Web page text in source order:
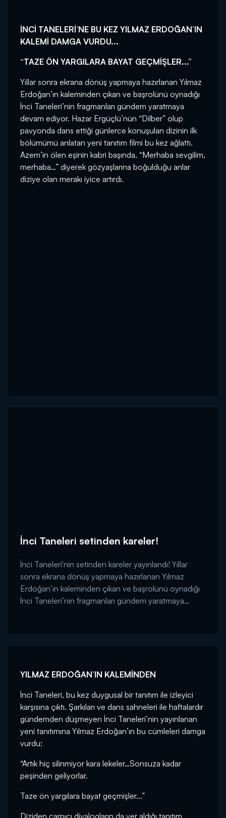
İNCİ TANELERİ’NE BU KEZ YILMAZ ERDOĞAN’IN
KALEMİ DAMGA VURDU...
“TAZE ÖN YARGILARA BAYAT GEÇMİŞLER...”
Yıllar sonra ekrana dönüş yapmaya hazırlanan Yılmaz
Erdoğan’ın kaleminden çıkan ve başrolünü oynadığı
İnci Taneleri’nin fragmanları gündem yaratmaya
devam ediyor. Hazar Ergüçlü’nün “Dilber” olup
pavyonda dans ettiği günlerce konuşulan dizinin ilk
bölümümü anlatan yeni tanıtım filmi bu kez ağlattı.
Azem’in ölen eşinin kabri başında, “Merhaba sevgilim,
merhaba…” diyerek gözyaşlarına boğulduğu anlar
diziye olan merakı iyice artırdı.
İnci Taneleri setinden kareler!
İnci Taneleri'nin setinden kareler yayınlandı! Yıllar
sonra ekrana dönüş yapmaya hazırlanan Yılmaz
Erdoğan’ın kaleminden çıkan ve başrolünü oynadığı
İnci Taneleri’nin fragmanları gündem yaratmaya
YILMAZ ERDOĞAN’IN KALEMİNDEN
İnci Taneleri, bu kez duygusal bir tanıtım ile izleyici
karşısına çıktı. Şarkıları ve dans sahneleri ile haftalardır
gündemden düşmeyen İnci Taneleri’nin yayınlanan
yeni tanıtımına Yılmaz Erdoğan’ın bu cümleleri damga
vurdu:
“Artık hiç silinmiyor kara lekeler…Sonsuza kadar
peşinden geliyorlar.
Taze ön yargılara bayat geçmişler...”